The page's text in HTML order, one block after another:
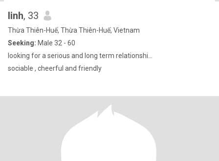
linh, 33
Thừa Thiên-Huế, Thừa Thiên-Huế, Vietnam
Seeking: Male 32 - 60
looking for a serious and long term relationshi...
sociable , cheerful and friendly​ ​